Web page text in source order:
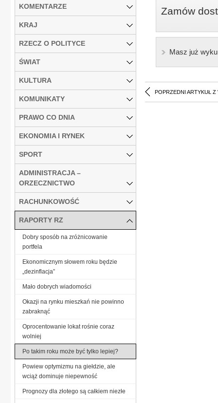
Zamów
Masz już
POPRZEDNI ARTYKUŁ Z
KOMENTARZE
KRAJ
RZECZ O POLITYCE
ŚWIAT
KULTURA
KOMUNIKATY
PRAWO CO DNIA
EKONOMIA I RYNEK
SPORT
ADMINISTRACJA –
ORZECZNICTWO
RACHUNKOWOŚĆ
RAPORTY RZ
Dobry sposób na zróżnicowanie
portfela
Ekonomicznym słowem roku będzie
„dezinflacja”
Mało dobrych wiadomości
Okazji na rynku mieszkań nie powinno
zabraknąć
Oprocentowanie lokat rośnie coraz
wolniej
Po takim roku może być tylko lepiej?
Powiew optymizmu na giełdzie, ale
wciąż dominuje niepewność
Prognozy dla złotego są całkiem niezłe